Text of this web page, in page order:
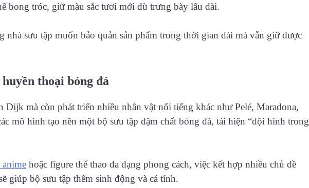
bong tróc, giữ màu sắc tươi mới dù trưng bày lâu dài.
sưu tập muốn bảo quản sản phẩm trong thời gian dài mà vẫn giữ được
thoại bóng đá
mà còn phát triển nhiều nhân vật nổi tiếng khác như Pelé, Maradona,
mô hình tạo nên một bộ sưu tập đậm chất bóng đá, tái hiện “đội hình trong
hoặc figure thể thao đa dạng phong cách, việc kết hợp nhiều chủ đề
giúp bộ sưu tập thêm sinh động và cá tính.